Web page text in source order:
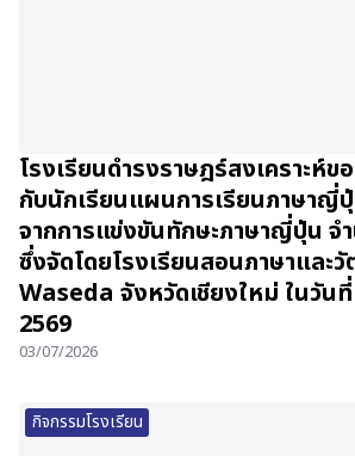
โรงเรียนดำรงราษฎร์สงเคราะห์
กับนักเรียนแผนการเรียนภาษาญี่
จากการแข่งขันทักษะภาษาญี่ปุ่น จ
ซึ่งจัดโดยโรงเรียนสอนภาษาแล
Waseda จังหวัดเชียงใหม่ ในวัน
2569
03/07/2026
กิจกรรมโรงเรียน